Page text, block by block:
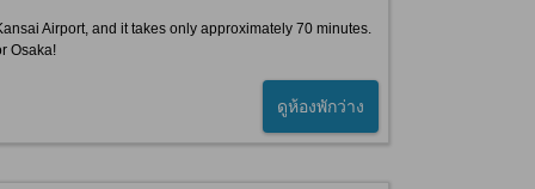
Airport, and it takes only approximately 70 minutes.
Osaka!
ดูห้องพักว่าง